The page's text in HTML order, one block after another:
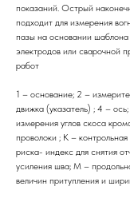
показаний. Острый
подходит для измерения
пазы на основании
электродов или сварочной
работ
1 – основание; 2 –
движка (указатель) ; 4 –
измерения углов скоса
проволоки ; К –
риска- индекс для снятия
усиления шва; М –
величин притупления и